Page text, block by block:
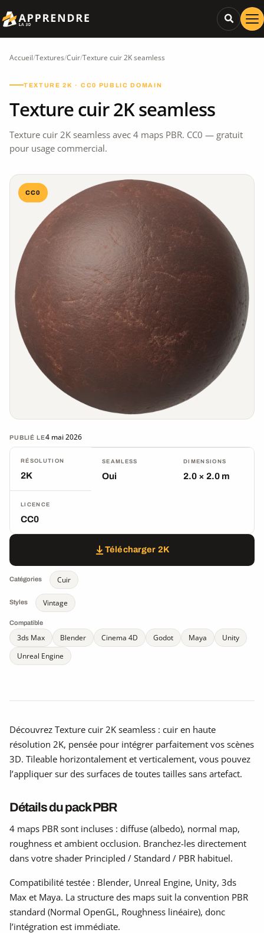
Accueil/Textures/Cuir/Texture cuir 2K seamless
TEXTURE 2K · CC0 PUBLIC DOMAIN
Texture cuir 2K seamless
Texture cuir 2K seamless avec 4 maps PBR. CC0 — gratuit
pour usage commercial.
CC0
PUBLIÉ LE4 mai 2026
RÉSOLUTION
2K
SEAMLESS
Oui
DIMENSIONS
2.0 × 2.0 m
LICENCE
CC0
Télécharger 2K
Catégories Cuir
Styles Vintage
Compatible
3ds Max Blender Cinema 4D Godot Maya
Unity
Unreal Engine
Découvrez Texture cuir 2K seamless : cuir en haute
résolution 2K, pensée pour intégrer parfaitement vos scènes
3D. Tileable horizontalement et verticalement, vous pouvez
l’appliquer sur des surfaces de toutes tailles sans artefact.
Détails du pack PBR
4 maps PBR sont incluses : diffuse (albedo), normal map,
roughness et ambient occlusion. Branchez-les directement
dans votre shader Principled / Standard / PBR habituel.
Compatibilité testée : Blender, Unreal Engine, Unity, 3ds
Max et Maya. La structure des maps suit la convention PBR
standard (Normal OpenGL, Roughness linéaire), donc
l’intégration est immédiate.